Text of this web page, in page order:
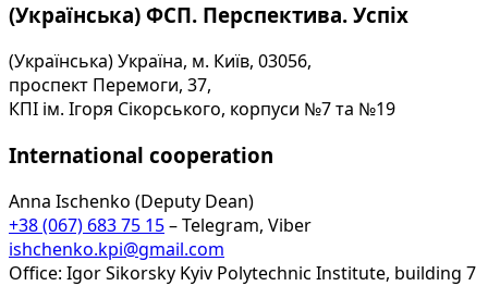
(Українська) ФСП. Перспектива. Успіх
(Українська) Україна, м. Київ, 03056,
проспект Перемоги, 37,
КПІ ім. Ігоря Сікорського, корпуси №7 та №19
International cooperation
Anna Ischenko (Deputy Dean)
+38 (067) 683 75 15– Telegram, Viber
ishchenko.kpi@gmail.com
Office: Igor Sikorsky Kyiv Polytechnic Institute, building 7